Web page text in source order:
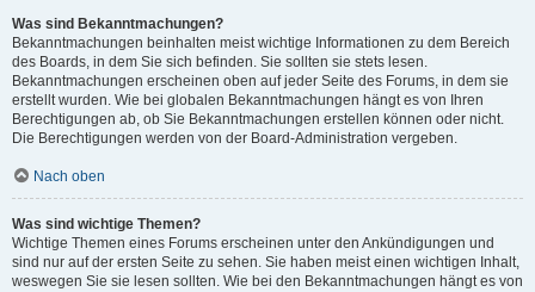
Was sind Bekanntmachungen?
Bekanntmachungen beinhalten meist wichtige Informationen zu dem Bereich
des Boards, in dem Sie sich befinden. Sie sollten sie stets lesen.
Bekanntmachungen erscheinen oben auf jeder Seite des Forums, in dem sie
erstellt wurden. Wie bei globalen Bekanntmachungen hängt es von Ihren
Berechtigungen ab, ob Sie Bekanntmachungen erstellen können oder nicht.
Die Berechtigungen werden von der Board-Administration vergeben.
Nach oben
Was sind wichtige Themen?
Wichtige Themen eines Forums erscheinen unter den Ankündigungen und
sind nur auf der ersten Seite zu sehen. Sie haben meist einen wichtigen Inhalt,
weswegen Sie sie lesen sollten. Wie bei den Bekanntmachungen hängt es von